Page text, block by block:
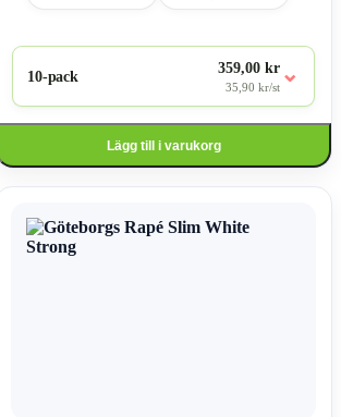
10-pack
359,00 kr
35,90 kr/st ⌄
Lägg till i varukorg